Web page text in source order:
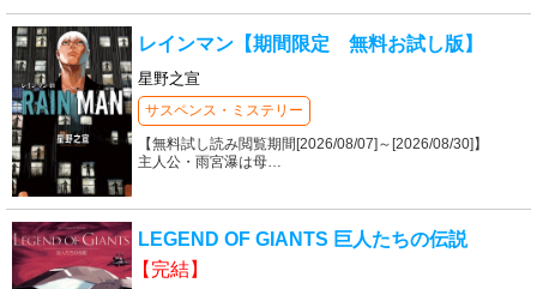
レインマン【期間限定 無料お試し版】
星野之宣
サスペンス・ミステリー
【無料試し読み閲覧期間[2026/08/07]～[2026/08/30]】
主人公・雨宮瀑は母…
LEGEND OF GIANTS 巨人たちの伝説
【完結】